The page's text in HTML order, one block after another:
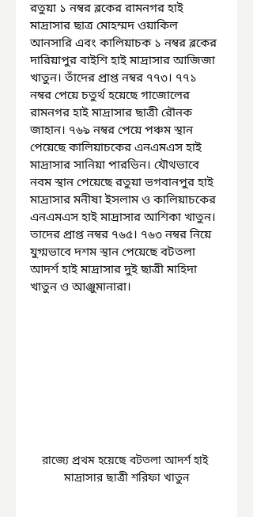
রতুয়া ১ নম্বর ব্লকের রামনগর হাই
মাদ্রাসার ছাত্র মোহম্মদ ওয়াকিল
আনসারি এবং কালিয়াচক ১ নম্বর ব্লকের
দারিয়াপুর বাইশি হাই মাদ্রাসার আজিজা
খাতুন। তাঁদের প্রাপ্ত নম্বর ৭৭৩। ৭৭১
নম্বর পেয়ে চতুর্থ হয়েছে গাজোলের
রামনগর হাই মাদ্রাসার ছাত্রী রৌনক
জাহান। ৭৬৯ নম্বর পেয়ে পঞ্চম স্থান
পেয়েছে কালিয়াচকের এনএমএস হাই
মাদ্রাসার সানিয়া পারভিন। যৌথভাবে
নবম স্থান পেয়েছে রতুয়া ভগবানপুর হাই
মাদ্রাসার মনীষা ইসলাম ও কালিয়াচকের
এনএমএস হাই মাদ্রাসার আশিকা খাতুন।
তাদের প্রাপ্ত নম্বর ৭৬৫। ৭৬৩ নম্বর নিয়ে
যুগ্মভাবে দশম স্থান পেয়েছে বটতলা
আদর্শ হাই মাদ্রাসার দুই ছাত্রী মাহিদা
খাতুন ও আঞ্জুমানারা।
রাজ্যে প্রথম হয়েছে বটতলা আদর্শ হাই
মাদ্রাসার ছাত্রী শরিফা খাতুন